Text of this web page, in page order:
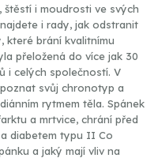
štěstí i moudrosti ve svých
i rady, jak odstranit
které brání kvalitnímu
přeložená do více jak 30
i celých společností. V
svůj chronotyp a
rytmem těla. Spánek
a mrtvice, chrání před
diabetem typu II Co
a jaký mají vliv na